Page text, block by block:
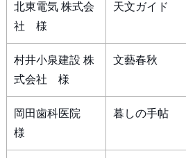
北東電気 株式会
社 様
天文ガイド
村井小泉建設 株
式会社 様
文藝春秋
岡田歯科医院
様
暮しの手帖